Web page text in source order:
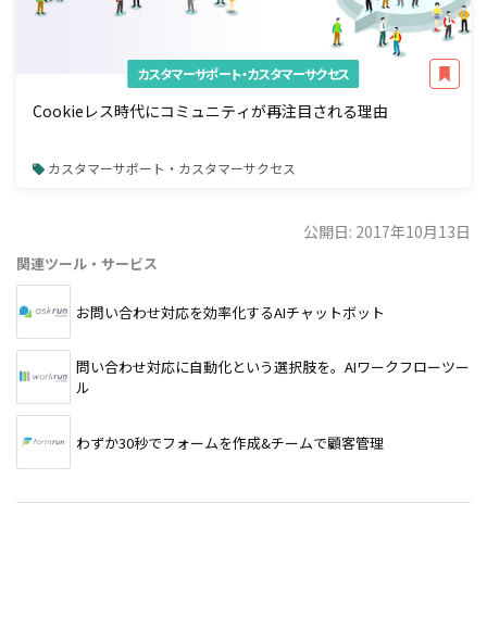
カスタマーサポート・カスタマーサクセス
Cookieレス時代にコミュニティが再注目される理由
カスタマーサポート・カスタマーサクセス
公開日: 2017年10月13日
関連ツール・サービス
お問い合わせ対応を効率化するAIチャットボット
問い合わせ対応に自動化という選択肢を。AIワークフローツー
ル
わずか30秒でフォームを作成&チームで顧客管理